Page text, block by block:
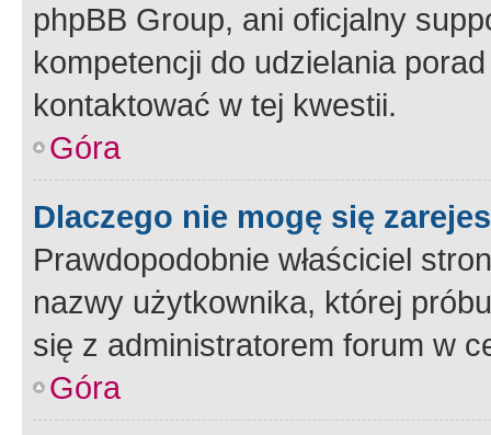
phpBB Group, ani oficjalny
kompetencji do udzielania
kontaktować w tej kwestii.
Góra
Dlaczego nie mogę się
Prawdopodobnie właściciel
nazwy użytkownika, której
się z administratorem forum w
Góra